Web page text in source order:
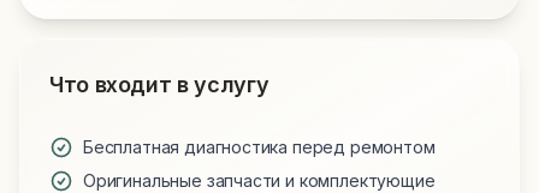
Что входит в услугу
Бесплатная диагностика перед ремонтом
Оригинальные запчасти и комплектующие